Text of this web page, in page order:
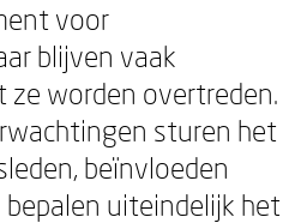
voor
blijven vaak
worden overtreden.
sturen het
beïnvloeden
uiteindelijk het